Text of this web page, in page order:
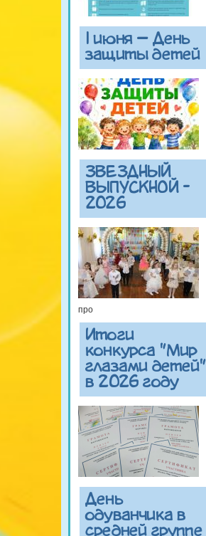
1 июня — День
защиты детей
ЗВЕЗДНЫЙ
ВЫПУСКНОЙ -
2026
про
Итоги
конкурса "Мир
глазами детей"
в 2026 году
День
одуванчика в
средней группе